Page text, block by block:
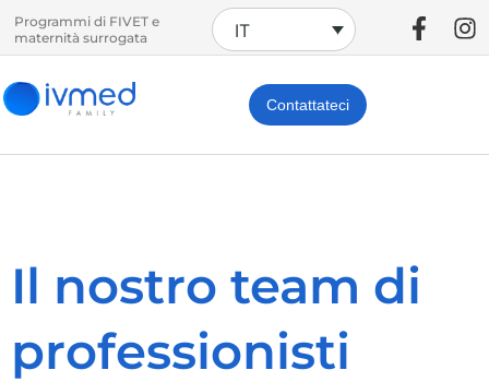
Programmi di FIVET e
maternità surrogata
IT
Contattateci
Il nostro team di
professionisti